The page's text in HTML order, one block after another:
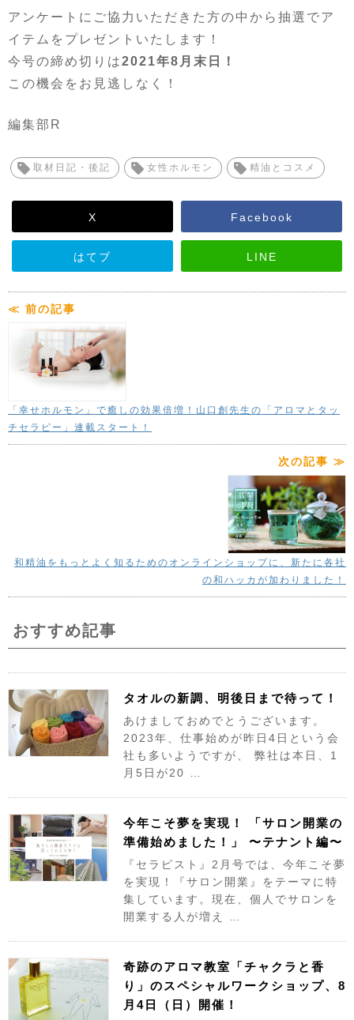
アンケートにご協力いただきた方の中から抽選でア
イテムをプレゼントいたします！
今号の締め切りは2021年8月末日！
この機会をお見逃しなく！
編集部R
取材日記・後記 女性ホルモン 精油とコスメ
X Facebook
はてブ LINE
≪ 前の記事
「幸せホルモン」で癒しの効果倍増！山口創先生の「アロマとタッ
チセラピー」連載スタート！
次の記事 ≫
和精油をもっとよく知るためのオンラインショップに、新たに各社
の和ハッカが加わりました！
おすすめ記事
タオルの新調、明後日まで待って！
あけましておめでとうございます。
2023年、仕事始めが昨日4日という会
社も多いようですが、 弊社は本日、1
月5日が20 …
今年こそ夢を実現！ 「サロン開業の
準備始めました！」 〜テナント編〜
『セラピスト』2月号では、今年こそ夢
を実現！『サロン開業』をテーマに特
集しています。現在、個人でサロンを
開業する人が増え …
奇跡のアロマ教室「チャクラと香
り」のスペシャルワークショップ、8
月4日（日）開催！